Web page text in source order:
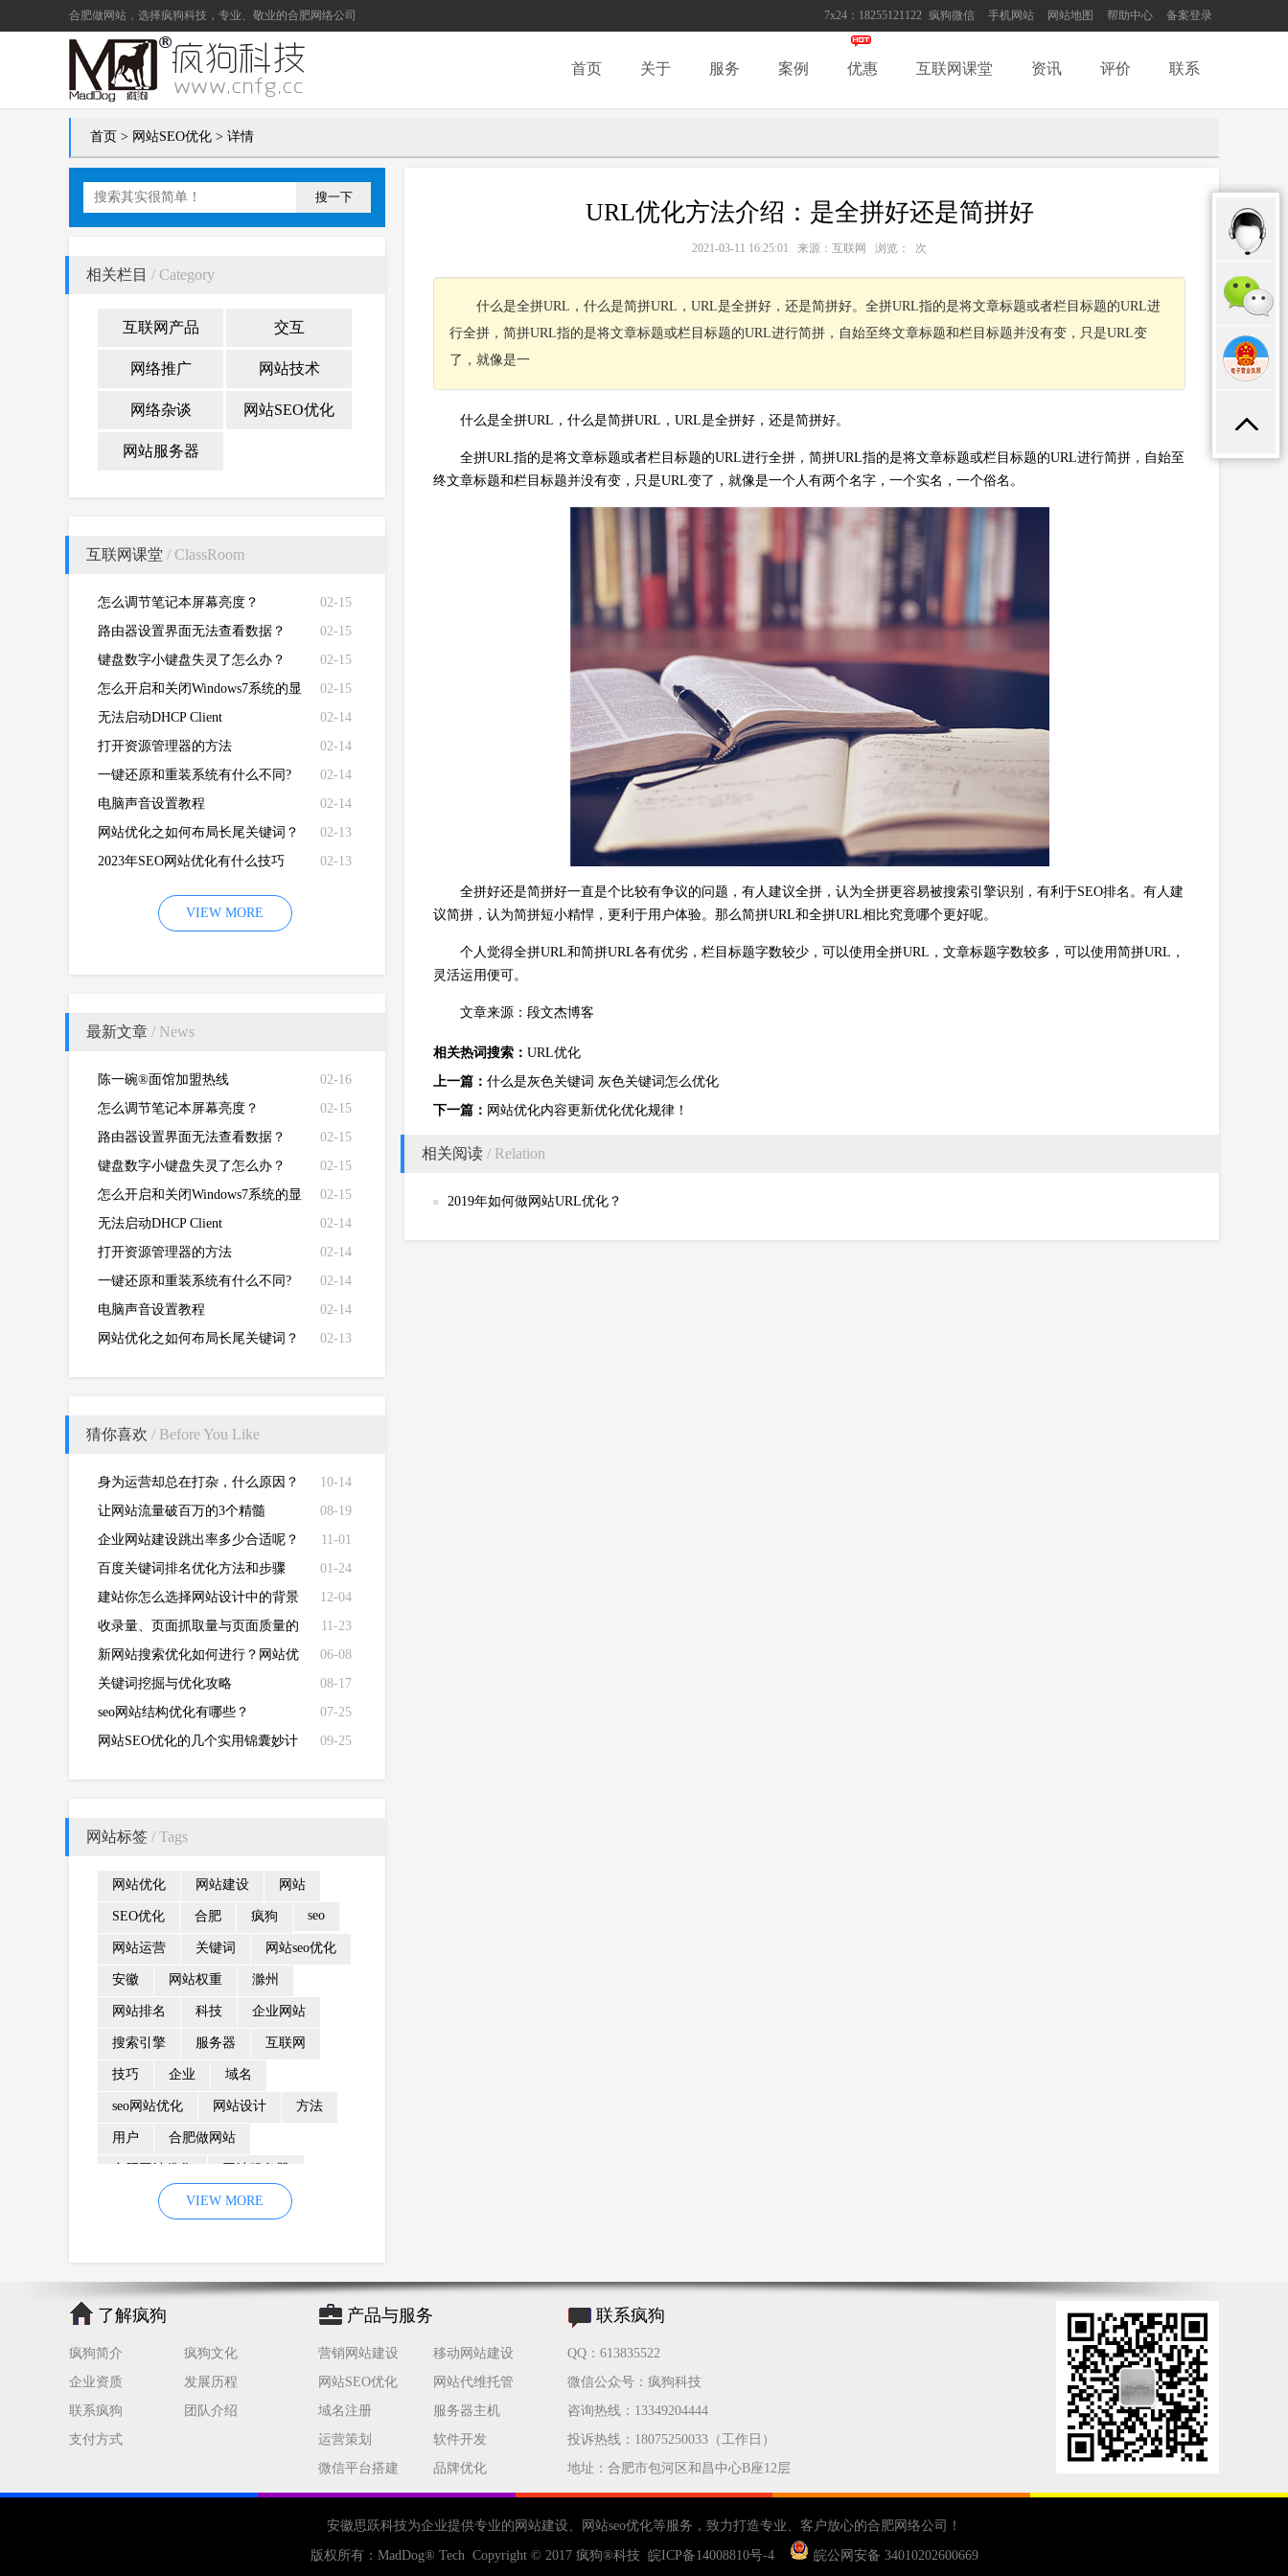
7x24：18255121122 疯狗微信 手机网站 网站地图 帮助中心 备案登录
合肥做网站 ，选择疯狗科技，专业、敬业的合肥网络公司
首页 关于 服务 案例 优惠 互联网课堂 资讯 评价 联系
首页 > 网站SEO优化 > 详情
搜一下
相关栏目 / Category
互联网产品 交互
网络推广 网站技术
网络杂谈 网站SEO优化
网站服务器
互联网课堂 / ClassRoom
02-15
怎么调节笔记本屏幕亮度？
02-15
路由器设置界面无法查看数据？
02-15
键盘数字小键盘失灵了怎么办？
02-15
怎么开启和关闭Windows7系统的显
卡硬件加速功能
02-14
无法启动DHCP Client
02-14
打开资源管理器的方法
02-14
一键还原和重装系统有什么不同?
02-14
电脑声音设置教程
02-13
网站优化之如何布局长尾关键词？
02-13
2023年SEO网站优化有什么技巧
VIEW MORE
最新文章 / News
02-16
陈一碗®面馆加盟热线
02-15
怎么调节笔记本屏幕亮度？
02-15
路由器设置界面无法查看数据？
02-15
键盘数字小键盘失灵了怎么办？
02-15
怎么开启和关闭Windows7系统的显
卡硬件加速功能
02-14
无法启动DHCP Client
02-14
打开资源管理器的方法
02-14
一键还原和重装系统有什么不同?
02-14
电脑声音设置教程
02-13
网站优化之如何布局长尾关键词？
猜你喜欢 / Before You Like
10-14
身为运营却总在打杂，什么原因？
08-19
让网站流量破百万的3个精髓
11-01
企业网站建设跳出率多少合适呢？
01-24
百度关键词排名优化方法和步骤
SEO排名提升技巧
12-04
建站你怎么选择网站设计中的背景
11-23
收录量、页面抓取量与页面质量的
关系
06-08
新网站搜索优化如何进行？网站优
化能带来哪些价值
08-17
关键词挖掘与优化攻略
07-25
seo网站结构优化有哪些？
09-25
网站SEO优化的几个实用锦囊妙计
网站标签 / Tags
网站优化 网站建设 网站
SEO优化 合肥 疯狗 seo
网站运营 关键词 网站seo优化
安徽 网站权重 滁州
网站排名 科技 企业网站
搜索引擎 服务器 互联网
技巧 企业 域名
seo网站优化 网站设计 方法
用户 合肥做网站
优化 网站降权
企业网站建设 效果 页面
网络营销 因素 网络公司
网站流量
百度优化 网站收录
网站seo 专业
VIEW MORE
URL优化方法介绍：是全拼好还是简拼好
2021-03-11 16:25:01 来源：互联网 浏览： 次
什么是全拼URL，什么是简拼URL，URL是全拼好，还是简拼好。全拼URL指的是将文章标题或者栏目标题的URL进
行全拼，简拼URL指的是将文章标题或栏目标题的URL进行简拼，自始至终文章标题和栏目标题并没有变，只是URL变
了，就像是一
什么是全拼URL，什么是简拼URL，URL是全拼好，还是简拼好。
全拼URL指的是将文章标题或者栏目标题的URL进行全拼，简拼URL指的是将文章标题或栏目标题的URL进行简拼，自始至
终文章标题和栏目标题并没有变，只是URL变了，就像是一个人有两个名字，一个实名，一个俗名。
全拼好还是简拼好一直是个比较有争议的问题，有人建议全拼，认为全拼更容易被搜索引擎识别，有利于SEO排名。有人建
议简拼，认为简拼短小精悍，更利于用户体验。那么简拼URL和全拼URL相比究竟哪个更好呢。
个人觉得全拼URL和简拼URL各有优劣，栏目标题字数较少，可以使用全拼URL，文章标题字数较多，可以使用简拼URL，
灵活运用便可。
文章来源：段文杰博客
相关热词搜索： URL优化
上一篇： 什么是灰色关键词 灰色关键词怎么优化
下一篇： 网站优化内容更新优化优化规律！
相关阅读 / Relation
2019年如何做网站URL优化？
了解疯狗
疯狗简介
疯狗文化
企业资质
发展历程
联系疯狗
团队介绍
支付方式
产品与服务
营销网站建设
移动网站建设
网站SEO优化
网站代维托管
域名注册
服务器主机
运营策划
软件开发
微信平台搭建
品牌优化
联系疯狗
QQ：613835522
微信公众号：疯狗科技
咨询热线：13349204444
投诉热线：18075250033（工作日）
地址：合肥市包河区和昌中心B座12层
安徽思跃科技为企业提供专业的 网站建设 、 网站seo优化等服务，致力打造专业、客户放心的合肥网络公司 ！
版权所有： MadDog® Tech Copyright © 2017 疯狗®科技 皖ICP备14008810号-4 皖公网安备 34010202600669